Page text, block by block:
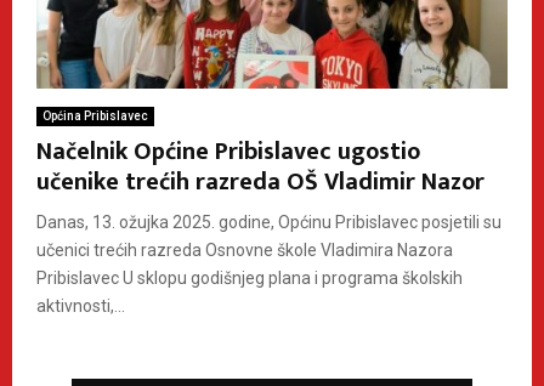
Općina Pribislavec
Načelnik Općine Pribislavec ugostio
učenike trećih razreda OŠ Vladimir Nazor
Danas, 13. ožujka 2025. godine, Općinu Pribislavec posjetili su
učenici trećih razreda Osnovne škole Vladimira Nazora
Pribislavec U sklopu godišnjeg plana i programa školskih
aktivnosti,...